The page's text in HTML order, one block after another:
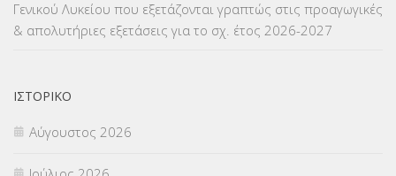
ΜΕΤΑΦΟΡΑ ΜΑΘΗΤΩΝ(3)
ΟΙΚΟΝΟΜΙΚΑ ΘΕΜΑΤΑ
Π.Ε.Κ. ΗΡΑΚΛΕΙΟΥ
Γενικού Λυκείου που εξετάζονται γραπτώς στις προαγωγικές
& απολυτήριες εξετάσεις για το σχ. έτος 2026-2027
ΙΣΤΟΡΙΚΌ
Αύγουστος 2026